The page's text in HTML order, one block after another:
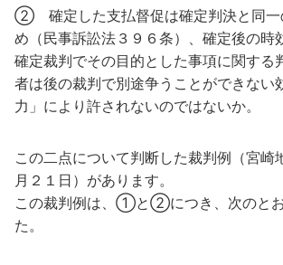
② 確定した支払督促は確定判決と同一
め（民事訴訟法３９６条）、確定後の時
確定裁判でその目的とした事項に関する
者は後の裁判で別途争うことができない
力」により許されないのではないか。
この二点について判断した裁判例（宮崎
月２１日）があります。
この裁判例は、①と②につき、次のと
た。